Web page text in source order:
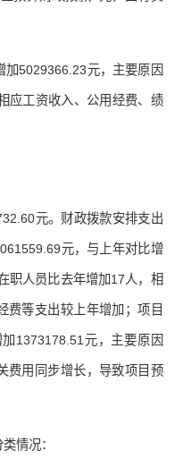
加5029366.23元，主要原因
应工资收入、公用经费、绩
元。财政拨款安排支出
元，与上年对比增
职人员比去年增加17人，相
费等支出较上年增加；项目
1373178.51元，主要原因
费用同步增长，导致项目预
情况：